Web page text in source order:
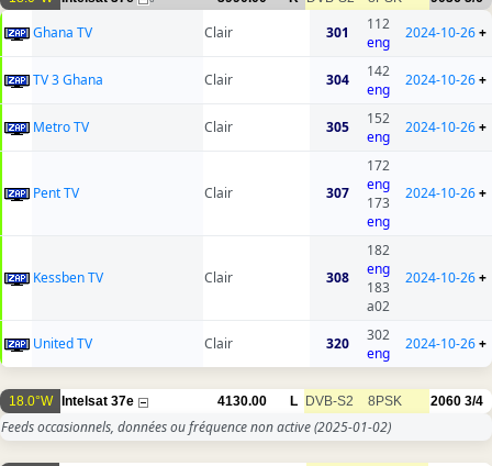
Ghana TV Clair 301
112
eng
2024-10-26+
TV 3 Ghana Clair 304
142
eng
2024-10-26+
Metro TV Clair 305
152
eng
2024-10-26+
Pent TV Clair 307
172
eng
173
eng
2024-10-26+
Kessben TV Clair 308
182
eng
183
a02
2024-10-26+
United TV Clair 320
302
eng
2024-10-26+
18.0°W Intelsat 37e 4130.00 L DVB-S2 8PSK 2060 3/4
Feeds occasionnels, données ou fréquence non active(2025-01-02)